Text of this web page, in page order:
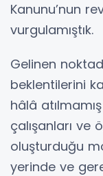
Kanunu’nun
vurgulamıştık.
Gelinen
beklentilerini
hâlâ
çalışanları ve
oluşturduğu
yerinde ve